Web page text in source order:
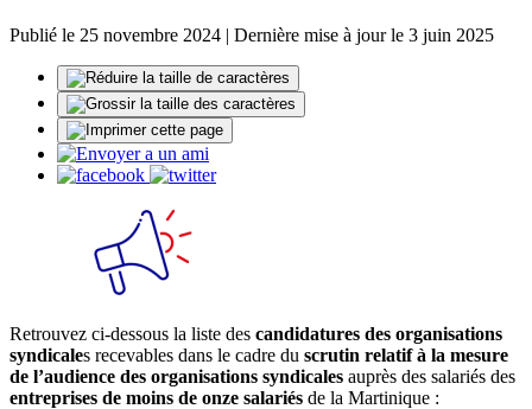
Publié le 25 novembre 2024 | Dernière mise à jour le 3 juin 2025
Retrouvez ci-dessous la liste des candidatures des organisations
syndicales recevables dans le cadre du scrutin relatif à la mesure
de l’audience des organisations syndicales auprès des salariés des
entreprises de moins de onze salariés de la Martinique :